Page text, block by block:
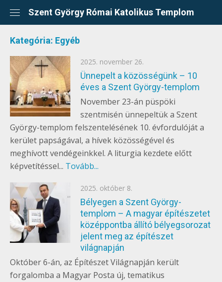
Szent György Római Katolikus Templom
Kategória: Egyéb
Posted
on
2025. november 26.
Ünnepelt a közösségünk – 10
éves a Szent György-templom
November 23-án püspöki
szentmisén ünnepeltük a Szent
György-templom felszentelésének 10. évfordulóját a
kerület papságával, a hívek közösségével és
meghívott vendégeinkkel. A liturgia kezdete előtt
képvetítéssel... Tovább...
Posted
on
2025. október 8.
Bélyegen a Szent György-
templom – A magyar építészetet
középpontba állító bélyegsorozat
jelent meg az építészet
világnapján
Október 6-án, az Építészet Világnapján került
forgalomba a Magyar Posta új, tematikus